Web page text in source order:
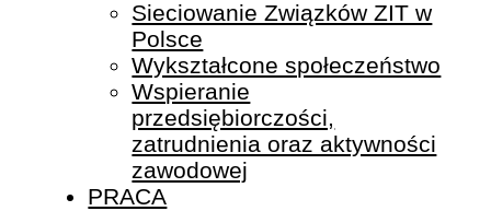
Sieciowanie Związków ZIT w
Polsce
Wykształcone społeczeństwo
Wspieranie
przedsiębiorczości,
zatrudnienia oraz aktywności
zawodowej
PRACA